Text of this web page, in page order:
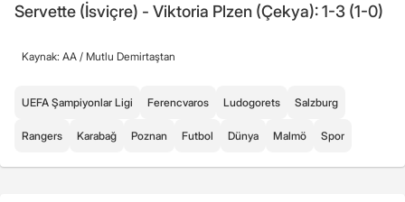
Servette (İsviçre) - Viktoria Plzen (Çekya): 1-3 (1-0)
Kaynak: AA / Mutlu Demirtaştan
UEFA Şampiyonlar Ligi Ferencvaros Ludogorets Salzburg
Rangers Karabağ Poznan Futbol Dünya Malmö Spor